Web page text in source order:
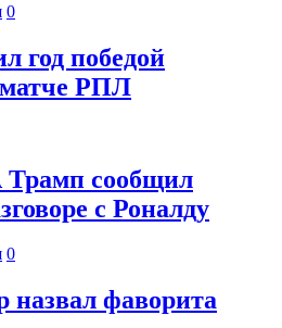
0
год победой
РПЛ
сообщил
с Роналду
0
назвал фаворита